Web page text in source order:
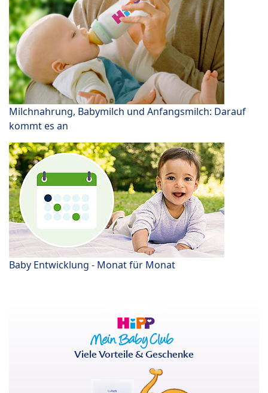
Milchnahrung, Babymilch und Anfangsmilch: Darauf
kommt es an
Baby Entwicklung - Monat für Monat
Viele Vorteile & Geschenke